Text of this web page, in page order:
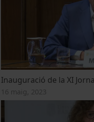
Inauguració de la XI
16 maig, 2023